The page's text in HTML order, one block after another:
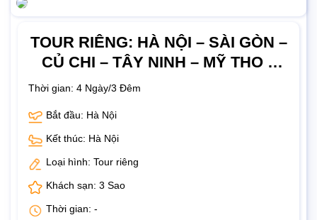
TOUR RIÊNG: HÀ NỘI – SÀI GÒN –
CỦ CHI – TÂY NINH – MỸ THO –
Thời gian: 4 Ngày/3 Đêm
Bắt đầu: Hà Nội
Kết thúc: Hà Nội
Loại hình: Tour riêng
Khách sạn: 3 Sao
Thời gian: -